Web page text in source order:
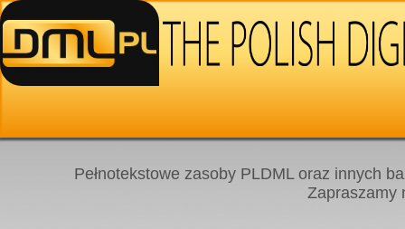
Pełnotekstowe zasoby PLDML oraz innych
Zapraszamy